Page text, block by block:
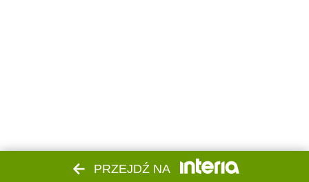
PRZEJDŹ NA